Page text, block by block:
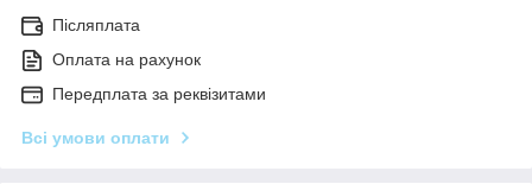
Післяплата
Оплата на рахунок
Передплата за реквізитами
Всі умови оплати